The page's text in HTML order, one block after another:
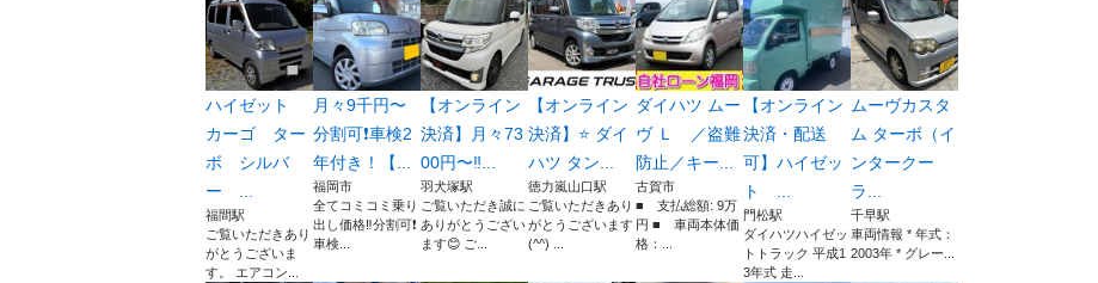
ハイゼット
カーゴ ター
ボ シルバ
ー ...
福間駅
ご覧いただきあり
がとうございま
す。 エアコン...
月々9千円〜
分割可❗️車検2
年付き！【...
福岡市
全てコミコミ乗り
出し価格‼️分割可❗️
車検...
【オンライン
決済】月々73
00円〜‼️...
羽犬塚駅
ご覧いただき誠に
ありがとうござい
ます😊 ご...
【オンライン
決済】⭐️ ダイ
ハツ タン...
徳力嵐山口駅
ご覧いただきあり
がとうございます
(^^) ...
ダイハツ ムー
ヴ Ｌ ／盗難
防止／キー...
古賀市
■ 支払総額: 9万
円 ■ 車両本体価
格：...
【オンライン
決済・配送
可】ハイゼッ
ト ...
門松駅
ダイハツハイゼッ
トトラック 平成1
3年式 走...
ムーヴカスタ
ム ターボ（イ
ンタークー
ラ...
千早駅
車両情報 * 年式：
2003年 * グレー...